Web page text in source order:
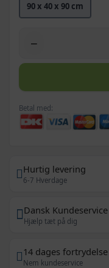
90 x 40 x 90 cm
−
Betal med:
Hurtig levering
6-7 Hverdage
Dansk Kundeservice
Hjælp tæt på dig
14 dages fortrydelse
Nem kundeservice